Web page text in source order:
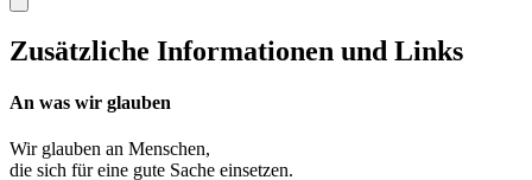
Zusätzliche Informationen und Links
An was wir glauben
Wir glauben an Menschen,
die sich für eine gute Sache einsetzen.